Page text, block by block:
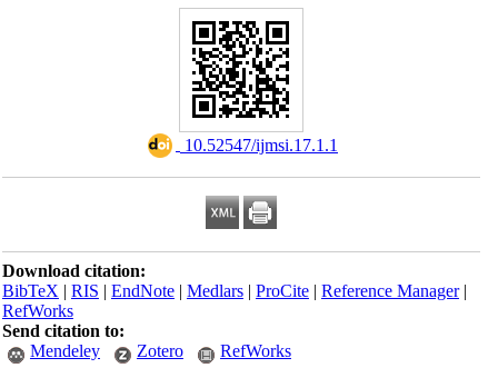
‎ 10.52547/ijmsi.17.1.1
Download citation:
BibTeX|RIS|EndNote|Medlars|ProCite|Reference Manager
RefWorks
Send citation to:
Mendeley
Zotero RefWorks